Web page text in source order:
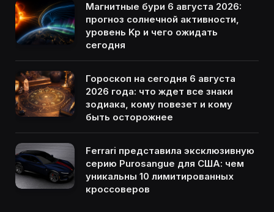
Магнитные бури 6 августа 2026:
прогноз солнечной активности,
уровень Kp и чего ожидать
сегодня
Гороскоп на сегодня 6 августа
2026 года: что ждет все знаки
зодиака, кому повезет и кому
быть осторожнее
Ferrari представила эксклюзивную
серию Purosangue для США: чем
уникальны 10 лимитированных
кроссоверов